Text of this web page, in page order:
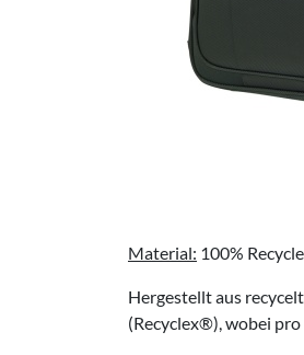
Material: 100%
Hergestellt aus
(Recyclex®), wobei